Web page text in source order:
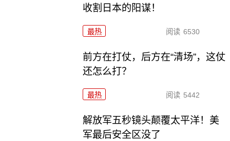
收割日本的阳谋！
最热 阅读 6530
前方在打仗，后方在“清场”，这仗
还怎么打？
最热 阅读 5442
解放军五秒镜头颠覆太平洋！美
军最后安全区没了